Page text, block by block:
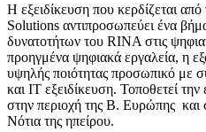
Η εξειδίκευση που κερδίζεται
Solutions αντιπροσωπεύει ένα
δυνατοτήτων του RINA στις
προηγμένα ψηφιακά εργαλεία, η
υψηλής ποιότητας προσωπικό με
και IT εξειδίκευση. Τοποθετεί
στην περιοχή της Β. Ευρώπης
Νότια της ηπείρου.